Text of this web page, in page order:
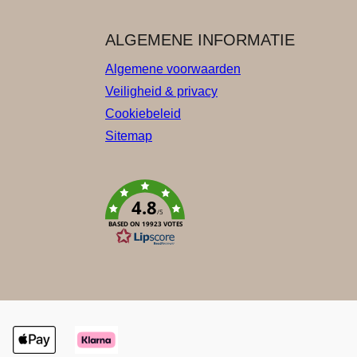
ALGEMENE INFORMATIE
Algemene voorwaarden
Veiligheid & privacy
Cookiebeleid
Sitemap
4.8/5
BASED ON 19923 VOTES